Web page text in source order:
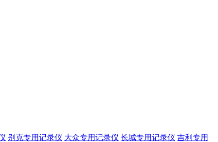
别克专用记录仪 大众专用记录仪 长城专用记录仪 吉利专用